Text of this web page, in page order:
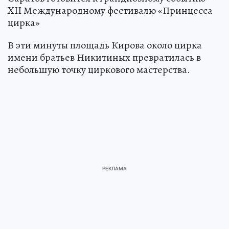
Саратов готовится к грандиозному событию –
XII Международному фестивалю «Принцесса
цирка»
В эти минуты площадь Кирова около цирка
имени братьев Никитиных превратилась в
небольшую точку циркового мастерства.